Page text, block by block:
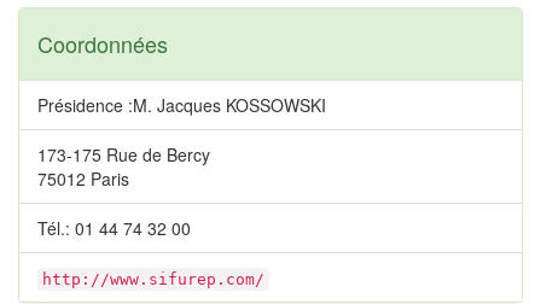
Coordonnées
Présidence :M. Jacques KOSSOWSKI
173-175 Rue de Bercy
75012 Paris
Tél.: 01 44 74 32 00
http://www.sifurep.com/